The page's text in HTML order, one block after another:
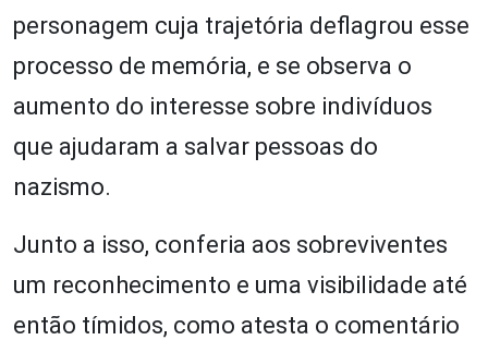
personagem cuja trajetória deflagrou esse
processo de memória, e se observa o
aumento do interesse sobre indivíduos
que ajudaram a salvar pessoas do
nazismo.
Junto a isso, conferia aos sobreviventes
um reconhecimento e uma visibilidade até
então tímidos, como atesta o comentário